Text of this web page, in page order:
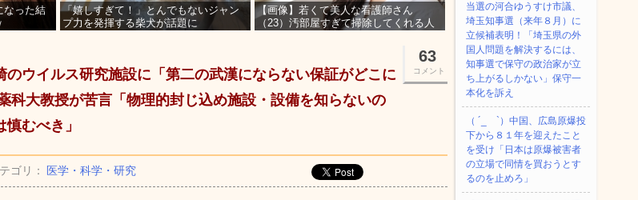
なった結
「嬉しすぎて！」とんでもないジャン
プ力を発揮する柴犬が話題に
【画像】若くて美人な看護師さん
（23）汚部屋すぎて掃除してくれる人
63
コメント
のウイルス研究施設に「第二の武漢にならない保証がどこに
科大教授が苦言「物理的封じ込め施設・設備を知らないの
むべき」
ゴリ： 医学・科学・研究
当選の河合ゆうすけ市議、
埼玉知事選（来年８月）に
立候補表明！「埼玉県の外
国人問題を解決するには、
知事選で保守の政治家が立
ち上がるしかない」保守一
本化を訴え
（ ´_ゝ`）中国、広島原爆投
下から８１年を迎えたこと
を受け「日本は原爆被害者
の立場で同情を買おうとす
るのを止めろ」